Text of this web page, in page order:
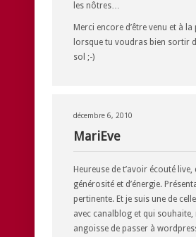
les nôtres…
Merci encore d’être venu et à
lorsque tu voudras bien sortir
sol ;-)
décembre 6, 2010
MariEve
Heureuse de t’avoir écouté live,
générosité et d’énergie.
pertinente. Et je suis une de
avec canalblog et qui souhaite,
angoisse de passer à